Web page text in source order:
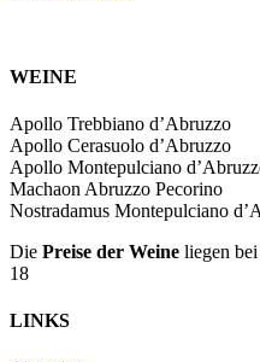
WEINE
Apollo Trebbiano d’Abruzzo
Apollo Cerasuolo d’Abruzzo
Apollo Montepulciano
Machaon Abruzzo Pecorino
Nostradamus Montepulciano
Die Preise der Weine liegen
18
LINKS